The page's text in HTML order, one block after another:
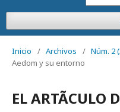
Inicio / Archivos / Núm. 2
Aedom y su entorno
EL ARTÃCULO